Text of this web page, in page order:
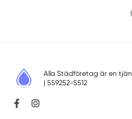
Alla Städföretag är en
| 559252-5512